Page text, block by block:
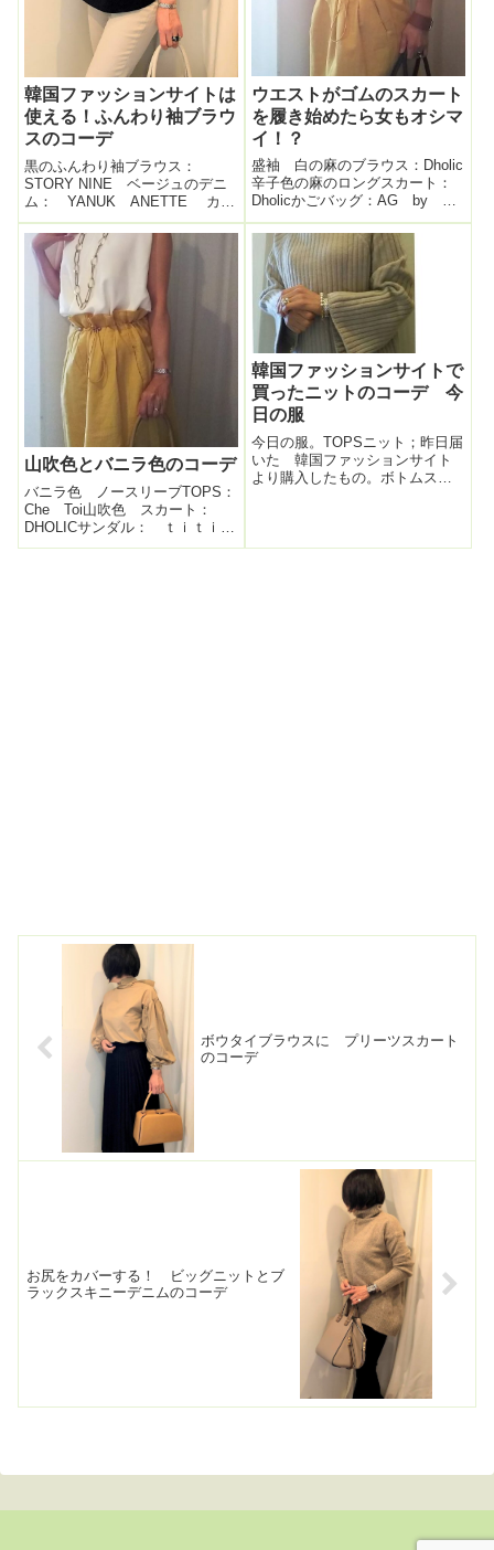
韓国ファッションサイトは
使える！ふんわり袖ブラウ
スのコーデ
黒のふんわり袖ブラウス：
STORY NINE ベージュのデニ
ム： YANUK ANETTE カッ
トオフ サンドベージュバッ
グ：ADMJレースビジューフラッ
トパンプス：PIPPI CHIC先日、
こちらのしましまスカートを買
って、デザインも生...
ウエストがゴムのスカート
を履き始めたら女もオシマ
イ！？
盛袖 白の麻のブラウス：Dholic
辛子色の麻のロングスカート：
Dholicかごバッグ：AG by ア
クアガールサンダル：モードエ
ジャコモ帽子：ユナイテッドア
ローズ休日コーデ。麦わら帽子
とかごバッグで 気分だけ避暑
地コーデ。こちら、先日楽ち...
山吹色とバニラ色のコーデ
バニラ色 ノースリーブTOPS：
Che Toi山吹色 スカート：
DHOLICサンダル： ｔｉｔｉｖ
ａｔｅカバン：ADMJ本日 辛子
韓国ファッションサイトで
買ったニットのコーデ 今
日の服
今日の服。TOPSニット；昨日届
いた 韓国ファッションサイト
より購入したもの。ボトムスパ
ョンサイト記事↓こちらのニッ
ボウタイブラウスに プリーツスカート
のコーデ
お尻をカバーする！ ビッグニットとブ
ラックスキニーデニムのコーデ